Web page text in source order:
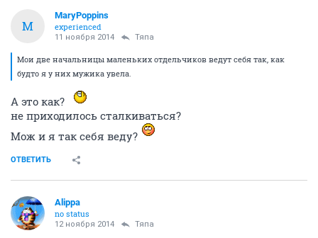
M
MaryPoppins
experienced
11 ноября 2014 Тяпа
Мои две начальницы маленьких отдельчиков ведут себя так, как
будто я у них мужика увела.
А это как?
не приходилось сталкиваться?
Мож и я так себя веду?
ОТВЕТИТЬ
Alippa
no status
12 ноября 2014 Тяпа